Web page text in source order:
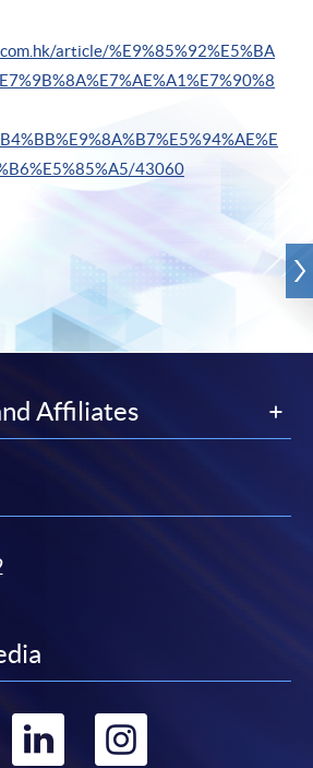
article/%E9%85%92%E5%BA
43060
Affiliates
Go Go